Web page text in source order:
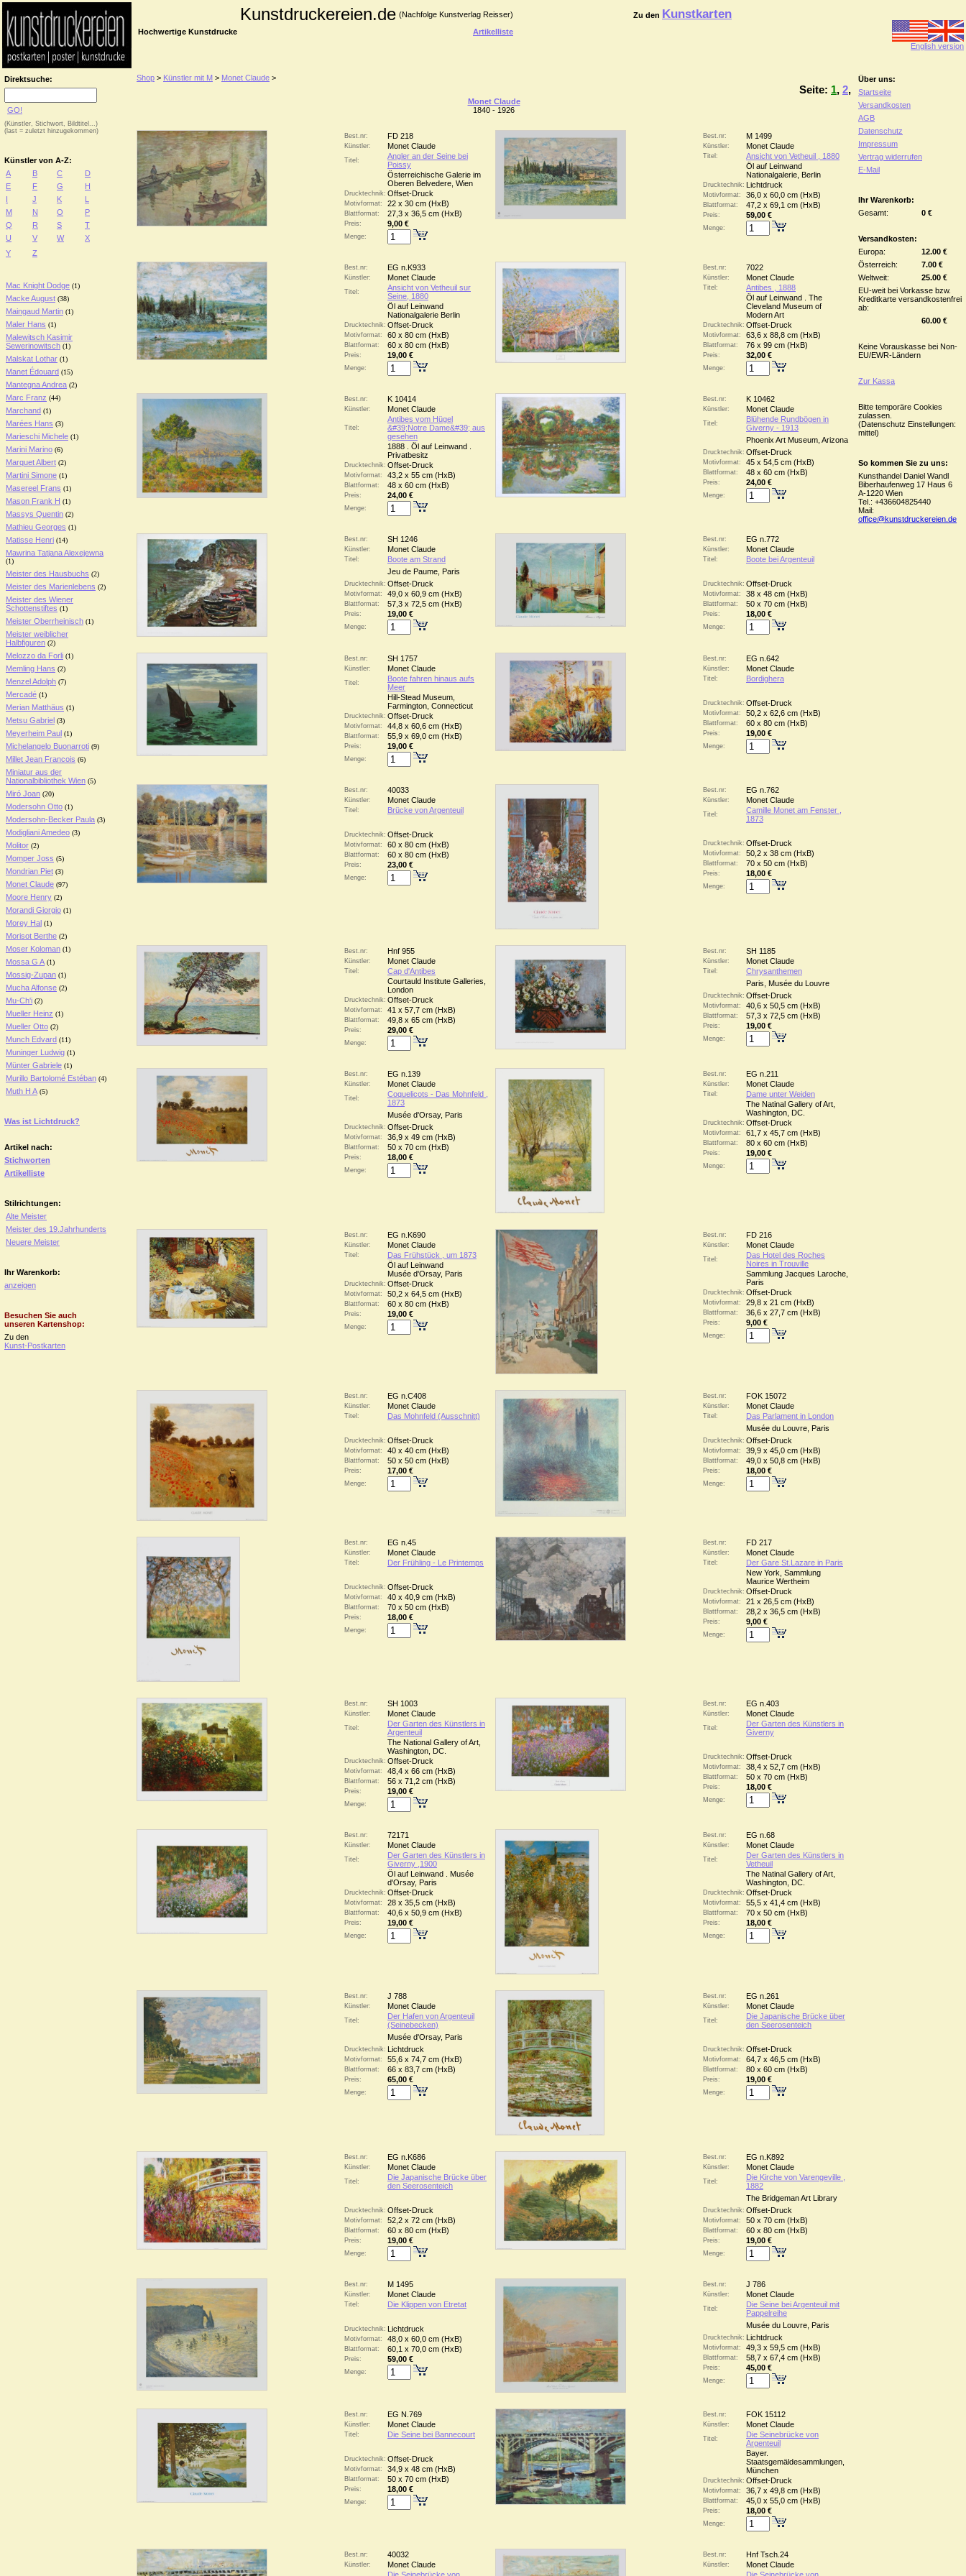
Kunstdruckereien.de (Nachfolge Kunstverlag Reisser) Zu den Kunstkarten
Hochwertige Kunstdrucke
Artikelliste
English version
Direktsuche:
GO!
(Künstler, Stichwort, Bildtitel...)
(last = zuletzt hinzugekommen)
Künstler von A-Z:
A
B C
D
E
F G
H
I
J K
L
M
N O
P
Q
R S
T
U
V W
X
Y
Z
Mac Knight Dodge (1)
Macke August (38)
Maingaud Martin (1)
Maler Hans (1)
Malewitsch Kasimir
Sewerinowitsch (1)
Malskat Lothar (1)
Manet Édouard (15)
Mantegna Andrea (2)
Marc Franz (44)
Marchand (1)
Marées Hans (3)
Marieschi Michele (1)
Marini Marino (6)
Marquet Albert (2)
Martini Simone (1)
Masereel Frans (1)
Mason Frank H (1)
Massys Quentin (2)
Mathieu Georges (1)
Matisse Henri (14)
Mawrina Tatjana Alexejewna
(1)
Meister des Hausbuchs (2)
Meister des Marienlebens (2)
Meister des Wiener
Schottenstiftes (1)
Meister Oberrheinisch (1)
Meister weiblicher
Halbfiguren (2)
Melozzo da Forli (1)
Memling Hans (2)
Menzel Adolph (7)
Mercadé (1)
Merian Matthäus (1)
Metsu Gabriel (3)
Meyerheim Paul (1)
Michelangelo Buonarroti (9)
Millet Jean Francois (6)
Miniatur aus der
Nationalbibliothek Wien (5)
Miró Joan (20)
Modersohn Otto (1)
Modersohn-Becker Paula (3)
Modigliani Amedeo (3)
Molitor (2)
Momper Joss (5)
Mondrian Piet (3)
Monet Claude (97)
Moore Henry (2)
Morandi Giorgio (1)
Morey Hal (1)
Morisot Berthe (2)
Moser Koloman (1)
Mossa G A (1)
Mossig-Zupan (1)
Mucha Alfonse (2)
Mu-Ch'i (2)
Mueller Heinz (1)
Mueller Otto (2)
Munch Edvard (11)
Muninger Ludwig (1)
Münter Gabriele (1)
Murillo Bartolomé Estéban (4)
Muth H A (5)
Was ist Lichtdruck?
Artikel nach:
Stichworten
Artikelliste
Stilrichtungen:
Alte Meister
Meister des 19.Jahrhunderts
Neuere Meister
Ihr Warenkorb:
anzeigen
Besuchen Sie auch
unseren Kartenshop:
Zu den
Kunst-Postkarten
Shop > Künstler mit M > Monet Claude >
Seite: 1, 2,
Monet Claude
1840 - 1926
Best.nr: FD 218
Künstler: Monet Claude
Titel:
Angler an der Seine bei
Poissy
Österreichische Galerie im
Oberen Belvedere, Wien
Drucktechnik: Offset-Druck
Motivformat: 22 x 30 cm (HxB)
Blattformat: 27,3 x 36,5 cm (HxB)
Preis: 9,00 €
Menge:
Best.nr: M 1499
Künstler: Monet Claude
Titel:
Ansicht von Vetheuil , 1880
Öl auf Leinwand
Nationalgalerie, Berlin
Drucktechnik: Lichtdruck
Motivformat: 36,0 x 60,0 cm (HxB)
Blattformat: 47,2 x 69,1 cm (HxB)
Preis: 59,00 €
Menge:
Best.nr: EG n.K933
Künstler: Monet Claude
Titel:
Ansicht von Vetheuil sur
Seine, 1880
Öl auf Leinwand
Nationalgalerie Berlin
Drucktechnik: Offset-Druck
Motivformat: 60 x 80 cm (HxB)
Blattformat: 60 x 80 cm (HxB)
Preis: 19,00 €
Menge:
Best.nr: 7022
Künstler: Monet Claude
Titel:
Antibes , 1888
Öl auf Leinwand . The
Cleveland Museum of
Modern Art
Drucktechnik: Offset-Druck
Motivformat: 63,6 x 88,8 cm (HxB)
Blattformat: 76 x 99 cm (HxB)
Preis: 32,00 €
Menge:
Best.nr: K 10414
Künstler: Monet Claude
Titel:
Antibes vom Hügel
&#39;Notre Dame&#39; aus
gesehen
1888 . Öl auf Leinwand .
Privatbesitz
Drucktechnik: Offset-Druck
Motivformat: 43,2 x 55 cm (HxB)
Blattformat: 48 x 60 cm (HxB)
Preis: 24,00 €
Menge:
Best.nr: K 10462
Künstler: Monet Claude
Titel:
Blühende Rundbögen in
Giverny - 1913
Phoenix Art Museum, Arizona
Drucktechnik: Offset-Druck
Motivformat: 45 x 54,5 cm (HxB)
Blattformat: 48 x 60 cm (HxB)
Preis: 24,00 €
Menge:
Best.nr: SH 1246
Künstler: Monet Claude
Titel:
Boote am Strand
Jeu de Paume, Paris
Drucktechnik: Offset-Druck
Motivformat: 49,0 x 60,9 cm (HxB)
Blattformat: 57,3 x 72,5 cm (HxB)
Preis: 19,00 €
Menge:
Best.nr: EG n.772
Künstler: Monet Claude
Titel: Boote bei Argenteuil
Drucktechnik: Offset-Druck
Motivformat: 38 x 48 cm (HxB)
Blattformat: 50 x 70 cm (HxB)
Preis: 18,00 €
Menge:
Best.nr: SH 1757
Künstler: Monet Claude
Titel:
Boote fahren hinaus aufs
Meer
Hill-Stead Museum,
Farmington, Connecticut
Drucktechnik: Offset-Druck
Motivformat: 44,8 x 60,6 cm (HxB)
Blattformat: 55,9 x 69,0 cm (HxB)
Preis: 19,00 €
Menge:
Best.nr: EG n.642
Künstler: Monet Claude
Titel: Bordighera
Drucktechnik: Offset-Druck
Motivformat: 50,2 x 62,6 cm (HxB)
Blattformat: 60 x 80 cm (HxB)
Preis: 19,00 €
Menge:
Best.nr: 40033
Künstler: Monet Claude
Titel: Brücke von Argenteuil
Drucktechnik: Offset-Druck
Motivformat: 60 x 80 cm (HxB)
Blattformat: 60 x 80 cm (HxB)
Preis: 23,00 €
Menge:
Best.nr: EG n.762
Künstler: Monet Claude
Titel:
Camille Monet am Fenster ,
1873
Drucktechnik: Offset-Druck
Motivformat: 50,2 x 38 cm (HxB)
Blattformat: 70 x 50 cm (HxB)
Preis: 18,00 €
Menge:
Best.nr: Hnf 955
Künstler: Monet Claude
Titel:
Cap d'Antibes
Courtauld Institute Galleries,
London
Drucktechnik: Offset-Druck
Motivformat: 41 x 57,7 cm (HxB)
Blattformat: 49,8 x 65 cm (HxB)
Preis: 29,00 €
Menge:
Best.nr: SH 1185
Künstler: Monet Claude
Titel:
Chrysanthemen
Paris, Musée du Louvre
Drucktechnik: Offset-Druck
Motivformat: 40,6 x 50,5 cm (HxB)
Blattformat: 57,3 x 72,5 cm (HxB)
Preis: 19,00 €
Menge:
Best.nr: EG n.139
Künstler: Monet Claude
Titel:
Coquelicots - Das Mohnfeld ,
1873
Musée d'Orsay, Paris
Drucktechnik: Offset-Druck
Motivformat: 36,9 x 49 cm (HxB)
Blattformat: 50 x 70 cm (HxB)
Preis: 18,00 €
Menge:
Best.nr: EG n.211
Künstler: Monet Claude
Titel:
Dame unter Weiden
The Natinal Gallery of Art,
Washington, DC.
Drucktechnik: Offset-Druck
Motivformat: 61,7 x 45,7 cm (HxB)
Blattformat: 80 x 60 cm (HxB)
Preis: 19,00 €
Menge:
Best.nr: EG n.K690
Künstler: Monet Claude
Titel:
Das Frühstück , um 1873
Öl auf Leinwand
Musée d'Orsay, Paris
Drucktechnik: Offset-Druck
Motivformat: 50,2 x 64,5 cm (HxB)
Blattformat: 60 x 80 cm (HxB)
Preis: 19,00 €
Menge:
Best.nr: FD 216
Künstler: Monet Claude
Titel:
Das Hotel des Roches
Noires in Trouville
Sammlung Jacques Laroche,
Paris
Drucktechnik: Offset-Druck
Motivformat: 29,8 x 21 cm (HxB)
Blattformat: 36,6 x 27,7 cm (HxB)
Preis: 9,00 €
Menge:
Best.nr: EG n.C408
Künstler: Monet Claude
Titel: Das Mohnfeld (Ausschnitt)
Drucktechnik: Offset-Druck
Motivformat: 40 x 40 cm (HxB)
Blattformat: 50 x 50 cm (HxB)
Preis: 17,00 €
Menge:
Best.nr: FOK 15072
Künstler: Monet Claude
Titel:
Das Parlament in London
Musée du Louvre, Paris
Drucktechnik: Offset-Druck
Motivformat: 39,9 x 45,0 cm (HxB)
Blattformat: 49,0 x 50,8 cm (HxB)
Preis: 18,00 €
Menge:
Best.nr: EG n.45
Künstler: Monet Claude
Titel: Der Frühling - Le Printemps
Drucktechnik: Offset-Druck
Motivformat: 40 x 40,9 cm (HxB)
Blattformat: 70 x 50 cm (HxB)
Preis: 18,00 €
Menge:
Best.nr: FD 217
Künstler: Monet Claude
Titel:
Der Gare St.Lazare in Paris
New York, Sammlung
Maurice Wertheim
Drucktechnik: Offset-Druck
Motivformat: 21 x 26,5 cm (HxB)
Blattformat: 28,2 x 36,5 cm (HxB)
Preis: 9,00 €
Menge:
Best.nr: SH 1003
Künstler: Monet Claude
Titel:
Der Garten des Künstlers in
Argenteuil
The National Gallery of Art,
Washington, DC.
Drucktechnik: Offset-Druck
Motivformat: 48,4 x 66 cm (HxB)
Blattformat: 56 x 71,2 cm (HxB)
Preis: 19,00 €
Menge:
Best.nr: EG n.403
Künstler: Monet Claude
Titel:
Der Garten des Künstlers in
Giverny
Drucktechnik: Offset-Druck
Motivformat: 38,4 x 52,7 cm (HxB)
Blattformat: 50 x 70 cm (HxB)
Preis: 18,00 €
Menge:
Best.nr: 72171
Künstler: Monet Claude
Titel:
Der Garten des Künstlers in
Giverny ,1900
Öl auf Leinwand . Musée
d'Orsay, Paris
Drucktechnik: Offset-Druck
Motivformat: 28 x 35,5 cm (HxB)
Blattformat: 40,6 x 50,9 cm (HxB)
Preis: 19,00 €
Menge:
Best.nr: EG n.68
Künstler: Monet Claude
Titel:
Der Garten des Künstlers in
Vetheuil
The Natinal Gallery of Art,
Washington, DC.
Drucktechnik: Offset-Druck
Motivformat: 55,5 x 41,4 cm (HxB)
Blattformat: 70 x 50 cm (HxB)
Preis: 18,00 €
Menge:
Best.nr: J 788
Künstler: Monet Claude
Titel:
Der Hafen von Argenteuil
(Seinebecken)
Musée d'Orsay, Paris
Drucktechnik: Lichtdruck
Motivformat: 55,6 x 74,7 cm (HxB)
Blattformat: 66 x 83,7 cm (HxB)
Preis: 65,00 €
Menge:
Best.nr: EG n.261
Künstler: Monet Claude
Titel:
Die Japanische Brücke über
den Seerosenteich
Drucktechnik: Offset-Druck
Motivformat: 64,7 x 46,5 cm (HxB)
Blattformat: 80 x 60 cm (HxB)
Preis: 19,00 €
Menge:
Best.nr: EG n.K686
Künstler: Monet Claude
Titel:
Die Japanische Brücke über
den Seerosenteich
Drucktechnik: Offset-Druck
Motivformat: 52,2 x 72 cm (HxB)
Blattformat: 60 x 80 cm (HxB)
Preis: 19,00 €
Menge:
Best.nr: EG n.K892
Künstler: Monet Claude
Titel:
Die Kirche von Varengeville ,
1882
The Bridgeman Art Library
Drucktechnik: Offset-Druck
Motivformat: 50 x 70 cm (HxB)
Blattformat: 60 x 80 cm (HxB)
Preis: 19,00 €
Menge:
Best.nr: M 1495
Künstler: Monet Claude
Titel: Die Klippen von Etretat
Drucktechnik: Lichtdruck
Motivformat: 48,0 x 60,0 cm (HxB)
Blattformat: 60,1 x 70,0 cm (HxB)
Preis: 59,00 €
Menge:
Best.nr: J 786
Künstler: Monet Claude
Titel:
Die Seine bei Argenteuil mit
Pappelreihe
Musée du Louvre, Paris
Drucktechnik: Lichtdruck
Motivformat: 49,3 x 59,5 cm (HxB)
Blattformat: 58,7 x 67,4 cm (HxB)
Preis: 45,00 €
Menge:
Best.nr: EG N.769
Künstler: Monet Claude
Titel: Die Seine bei Bannecourt
Drucktechnik: Offset-Druck
Motivformat: 34,9 x 48 cm (HxB)
Blattformat: 50 x 70 cm (HxB)
Preis: 18,00 €
Menge:
Best.nr: FOK 15112
Künstler: Monet Claude
Titel:
Die Seinebrücke von
Argenteuil
Bayer.
Staatsgemäldesammlungen,
München
Drucktechnik: Offset-Druck
Motivformat: 36,7 x 49,8 cm (HxB)
Blattformat: 45,0 x 55,0 cm (HxB)
Preis: 18,00 €
Menge:
Best.nr: 40032
Künstler: Monet Claude
Best.nr: Hnf Tsch.24
Künstler: Monet Claude
Über uns:
Startseite
Versandkosten
AGB
Datenschutz
Impressum
Vertrag widerrufen
E-Mail
Ihr Warenkorb:
Gesamt:
0 €
Versandkosten:
Europa:
12.00 €
Österreich:
7.00 €
Weltweit:
25.00 €
EU-weit bei Vorkasse bzw.
Kreditkarte versandkostenfrei
ab:
60.00 €
Keine Vorauskasse bei Non-
EU/EWR-Ländern
Zur Kassa
Bitte temporäre Cookies
zulassen.
(Datenschutz Einstellungen:
mittel)
So kommen Sie zu uns:
Kunsthandel Daniel Wandl
Biberhaufenweg 17 Haus 6
A-1220 Wien
Tel.: +436604825440
Mail:
office@kunstdruckereien.de